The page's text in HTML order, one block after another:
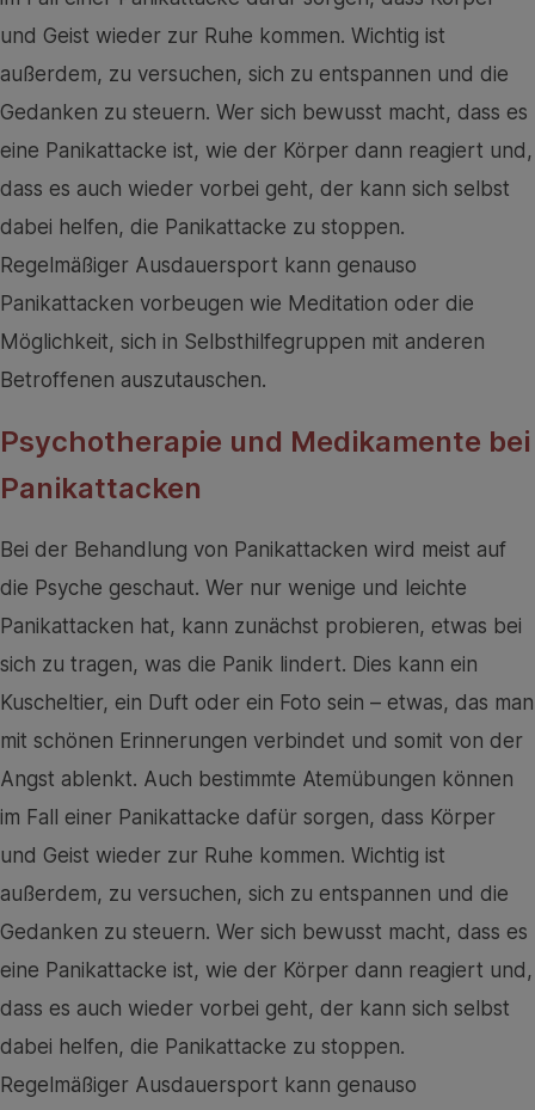
und Geist wieder zur Ruhe kommen. Wichtig ist
außerdem, zu versuchen, sich zu entspannen und die
Gedanken zu steuern. Wer sich bewusst macht, dass es
eine Panikattacke ist, wie der Körper dann reagiert und,
dass es auch wieder vorbei geht, der kann sich selbst
dabei helfen, die Panikattacke zu stoppen.
Regelmäßiger Ausdauersport kann genauso
Panikattacken vorbeugen wie Meditation oder die
Möglichkeit, sich in Selbsthilfegruppen mit anderen
Betroffenen auszutauschen.
Psychotherapie und Medikamente bei
Panikattacken
Bei der Behandlung von Panikattacken wird meist auf
die Psyche geschaut. Wer nur wenige und leichte
Panikattacken hat, kann zunächst probieren, etwas bei
sich zu tragen, was die Panik lindert. Dies kann ein
Kuscheltier, ein Duft oder ein Foto sein – etwas, das man
mit schönen Erinnerungen verbindet und somit von der
Angst ablenkt. Auch bestimmte Atemübungen können
im Fall einer Panikattacke dafür sorgen, dass Körper
und Geist wieder zur Ruhe kommen. Wichtig ist
außerdem, zu versuchen, sich zu entspannen und die
Gedanken zu steuern. Wer sich bewusst macht, dass es
eine Panikattacke ist, wie der Körper dann reagiert und,
dass es auch wieder vorbei geht, der kann sich selbst
dabei helfen, die Panikattacke zu stoppen.
Regelmäßiger Ausdauersport kann genauso